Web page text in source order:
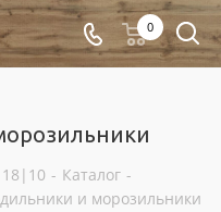
0
18|10 - Каталог -
и морозильники